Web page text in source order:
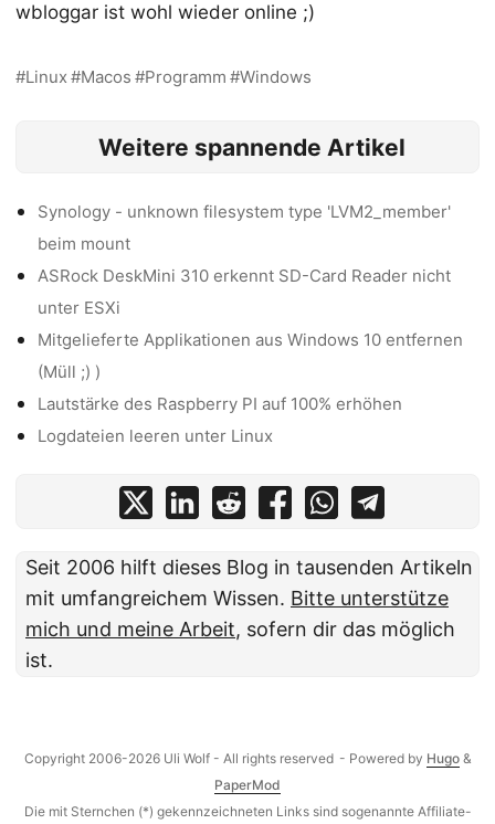
wbloggar ist wohl wieder online ;)
Linux Macos Programm Windows
Weitere spannende Artikel
Synology - unknown filesystem type 'LVM2_member'
beim mount
ASRock DeskMini 310 erkennt SD-Card Reader nicht
unter ESXi
Mitgelieferte Applikationen aus Windows 10 entfernen
(Müll ;) )
Lautstärke des Raspberry PI auf 100% erhöhen
Logdateien leeren unter Linux
Seit 2006 hilft dieses Blog in tausenden Artikeln
mit umfangreichem Wissen. Bitte unterstütze
mich und meine Arbeit, sofern dir das möglich
ist.
Copyright 2006-2026 Uli Wolf - All rights reserved - Powered by Hugo &
PaperMod
Die mit Sternchen (*) gekennzeichneten Links sind sogenannte Affiliate-